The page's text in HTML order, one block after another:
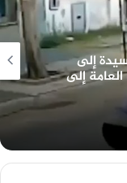
سيدة إلى
إلى